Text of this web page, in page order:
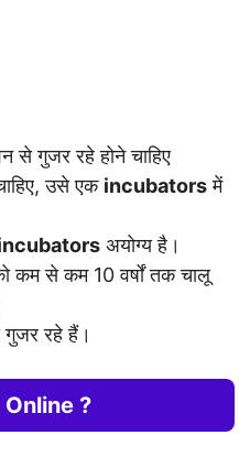
से गुजर रहे होने चाहिए
उसे एक incubatorsमें
अयोग्य है।
कम से कम 10 वर्षों तक चालू
गुजर रहे हैं।
?